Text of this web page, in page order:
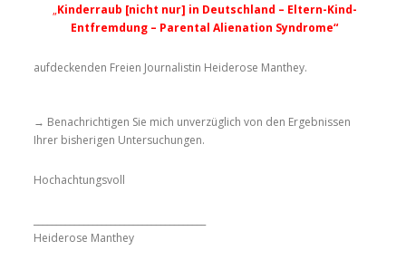
„Kinderraub [nicht nur] in Deutschland – Eltern-Kind-
Entfremdung – Parental Alienation Syndrome“
aufdeckenden Freien Journalistin Heiderose Manthey.
→ Benachrichtigen Sie mich unverzüglich von den Ergebnissen
Ihrer bisherigen Untersuchungen.
Hochachtungsvoll
Heiderose Manthey